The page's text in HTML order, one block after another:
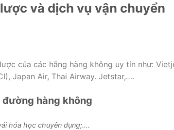
và dịch vụ vận chuyển
của các hãng hàng không uy tín như:
Japan Air, Thai Airway. Jetstar,….
hàng không
hóa học chuyên dụng;….